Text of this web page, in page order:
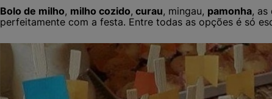
Bolo de milho, milho cozido, curau, mingau, pamonha,
perfeitamente com a festa. Entre todas as opções é só